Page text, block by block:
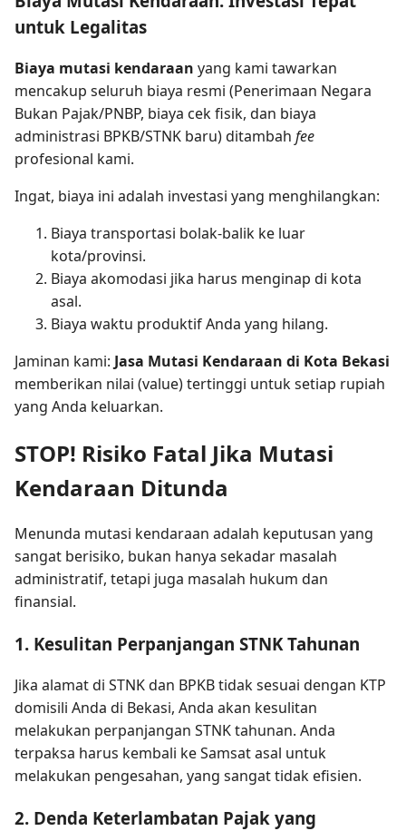
untuk Legalitas
Biaya mutasi kendaraan yang kami tawarkan
mencakup seluruh biaya resmi (Penerimaan Negara
Bukan Pajak/PNBP, biaya cek fisik, dan biaya
administrasi BPKB/STNK baru) ditambah fee
profesional kami.
Ingat, biaya ini adalah investasi yang menghilangkan:
Biaya transportasi bolak-balik ke luar
kota/provinsi.
Biaya akomodasi jika harus menginap di kota
asal.
Biaya waktu produktif Anda yang hilang.
Jaminan kami: Jasa Mutasi Kendaraan di Kota Bekasi
memberikan nilai (value) tertinggi untuk setiap rupiah
yang Anda keluarkan.
STOP! Risiko Fatal Jika Mutasi
Kendaraan Ditunda
Menunda mutasi kendaraan adalah keputusan yang
sangat berisiko, bukan hanya sekadar masalah
administratif, tetapi juga masalah hukum dan
finansial.
1. Kesulitan Perpanjangan STNK Tahunan
Jika alamat di STNK dan BPKB tidak sesuai dengan KTP
domisili Anda di Bekasi, Anda akan kesulitan
melakukan perpanjangan STNK tahunan. Anda
terpaksa harus kembali ke Samsat asal untuk
melakukan pengesahan, yang sangat tidak efisien.
2. Denda Keterlambatan Pajak yang